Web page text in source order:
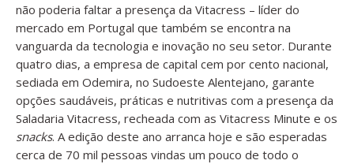
não poderia faltar a presença da Vitacress – líder do
mercado em Portugal que também se encontra na
vanguarda da tecnologia e inovação no seu setor. Durante
quatro dias, a empresa de capital cem por cento nacional,
sediada em Odemira, no Sudoeste Alentejano, garante
opções saudáveis, práticas e nutritivas com a presença da
Saladaria Vitacress, recheada com as Vitacress Minute e os
snacks. A edição deste ano arranca hoje e são esperadas
cerca de 70 mil pessoas vindas um pouco de todo o